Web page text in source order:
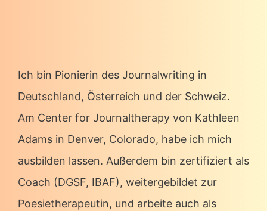
Ich bin Pionierin des Journalwriting in
Deutschland, Österreich und der Schweiz.
Am Center for Journaltherapy von Kathleen
Adams in Denver, Colorado, habe ich mich
ausbilden lassen. Außerdem bin zertifiziert als
Coach (DGSF, IBAF), weitergebildet zur
Poesietherapeutin, und arbeite auch als